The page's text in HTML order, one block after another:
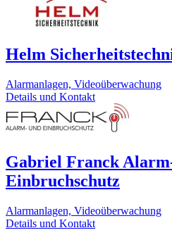
Helm
Alarmanlagen, Videoüberwachung
Details und Kontakt
Gabriel Franck
Einbruchschutz
Alarmanlagen, Videoüberwachung
Details und Kontakt